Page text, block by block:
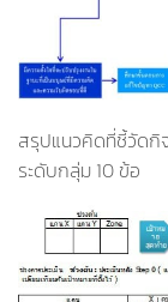
สรุปแนวคิดที่ชี้วัดกิ
ระดับกลุ่ม 10 ข้อ